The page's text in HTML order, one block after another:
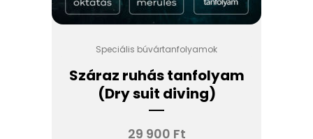
Speciális búvártanfolyamok
Száraz ruhás tanfolyam
(Dry suit diving)
29 900 Ft